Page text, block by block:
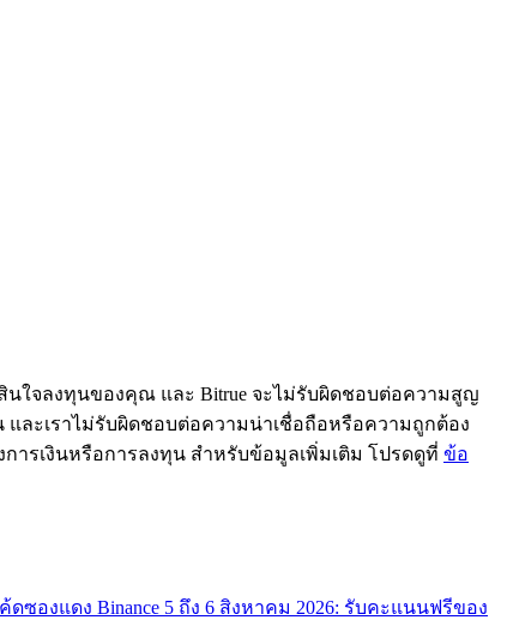
นใจลงทุนของคุณ และ Bitrue จะไม่รับผิดชอบต่อความสูญ
ละเราไม่รับผิดชอบต่อความน่าเชื่อถือหรือความถูกต้อง
รเงินหรือการลงทุน สำหรับข้อมูลเพิ่มเติม โปรดดูที่ ข้อ
ดซองแดง Binance 5 ถึง 6 สิงหาคม 2026: รับคะแนนฟรีของ